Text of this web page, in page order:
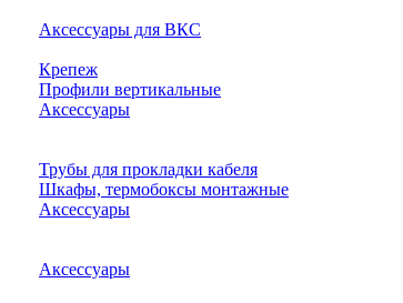
Аксессуары для ВКС
Крепеж
Профили вертикальные
Аксессуары
Трубы для прокладки кабеля
Шкафы, термобоксы монтажные
Аксессуары
Аксессуары